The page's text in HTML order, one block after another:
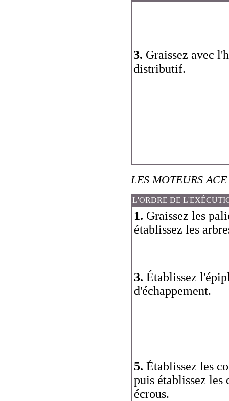
3. Graissez avec
distributif.
LES MOTEURS ACE
L'ORDRE DE
1. Graissez les
établissez les
3. Établissez
d'échappement.
5. Établissez les
puis établissez les
écrous.